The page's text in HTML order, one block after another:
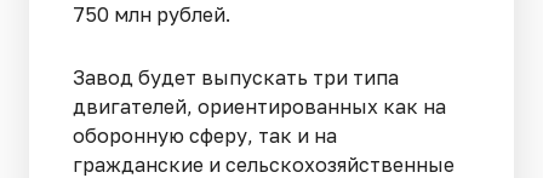
750 млн рублей.
Завод будет выпускать три типа
двигателей, ориентированных как на
оборонную сферу, так и на
гражданские и сельскохозяйственные